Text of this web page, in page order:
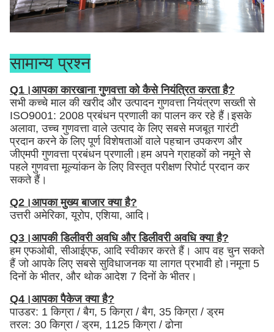
सामान्य प्रश्न
Q1।आपका कारखाना गुणवत्ता को कैसे नियंत्रित करता है?
सभी कच्चे माल की खरीद और उत्पादन गुणवत्ता नियंत्रण सख्ती से
ISO9001: 2008 प्रबंधन प्रणाली का पालन कर रहे हैं।इसके
अलावा, उच्च गुणवत्ता वाले उत्पाद के लिए सबसे मजबूत गारंटी
प्रदान करने के लिए पूर्ण विशेषताओं वाले पहचान उपकरण और
जीएमपी गुणवत्ता प्रबंधन प्रणाली।हम अपने ग्राहकों को नमूने से
पहले गुणवत्ता मूल्यांकन के लिए विस्तृत परीक्षण रिपोर्ट प्रदान कर
सकते हैं।
Q2।आपका मुख्य बाजार क्या है?
उत्तरी अमेरिका, यूरोप, एशिया, आदि।
Q3।आपकी डिलीवरी अवधि और डिलीवरी अवधि क्या है?
हम एफओबी, सीआईएफ, आदि स्वीकार करते हैं। आप वह चुन सकते
हैं जो आपके लिए सबसे सुविधाजनक या लागत प्रभावी हो।नमूना 5
दिनों के भीतर, और थोक आदेश 7 दिनों के भीतर।
Q4।आपका पैकेज क्या है?
पाउडर: 1 किग्रा / बैग, 5 किग्रा / बैग, 35 किग्रा / ड्रम
तरल: 30 किग्रा / ड्रम, 1125 किग्रा / ढोना